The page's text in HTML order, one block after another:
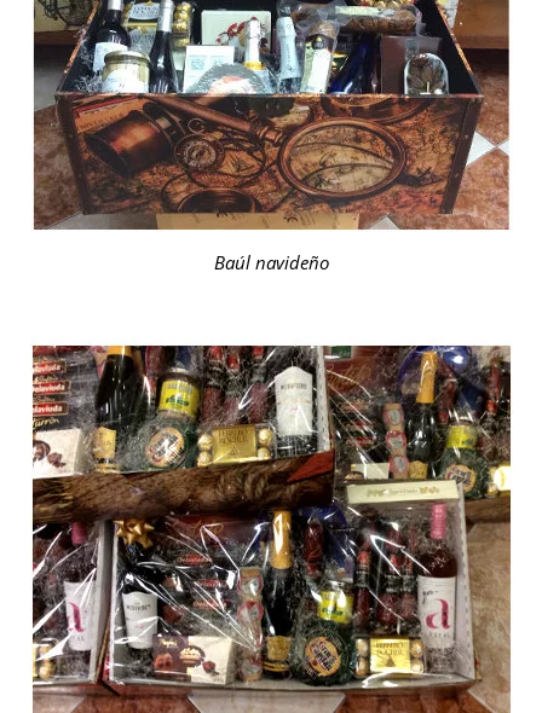
Baúl navideño